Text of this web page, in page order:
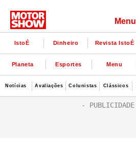
Menu
IstoÉ Dinheiro Revista IstoÉ
Planeta Esportes Menu
Notícias Avaliações Colunistas Clássicos